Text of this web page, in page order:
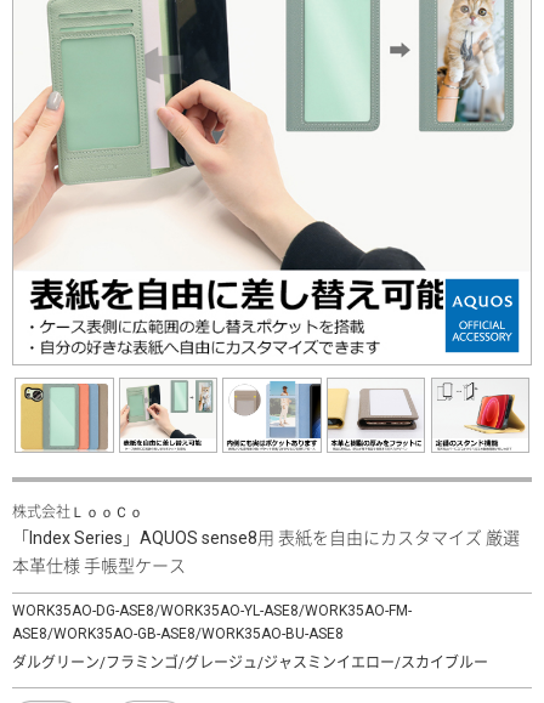
株式会社ＬｏｏＣｏ
「Index Series」AQUOS sense8用 表紙を自由にカスタマイズ 厳選
本革仕様 手帳型ケース
WORK35AO-DG-ASE8/WORK35AO-YL-ASE8/WORK35AO-FM-
ASE8/WORK35AO-GB-ASE8/WORK35AO-BU-ASE8
ダルグリーン/フラミンゴ/グレージュ/ジャスミンイエロー/スカイブルー